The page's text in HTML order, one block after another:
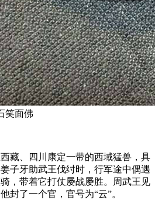
笑面佛
藏、四川康定一带的西域猛兽，具
子牙助武王伐纣时，行军途中偶遇
，带着它打仗屡战屡胜。周武王见
封了一个官，官号为“云”。